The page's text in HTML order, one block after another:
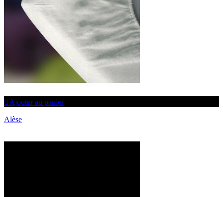
Ajouter au panier
Alèse